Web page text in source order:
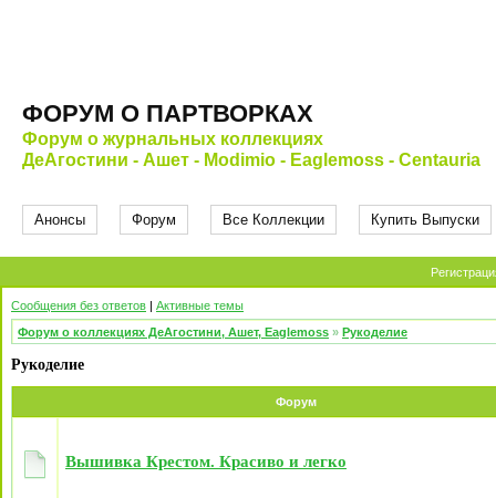
ФОРУМ О ПАРТВОРКАХ
Форум о журнальных коллекциях
ДеАгостини - Ашет - Modimio - Eaglemoss - Centauria
Анонсы Форум Все Коллекции Купить Выпуски
Сообщения без ответов | Активные темы
Форум о коллекциях ДеАгостини, Ашет, Eaglemoss » Рукоделие
Рукоделие
Форум
Вышивка Крестом. Красиво и легко